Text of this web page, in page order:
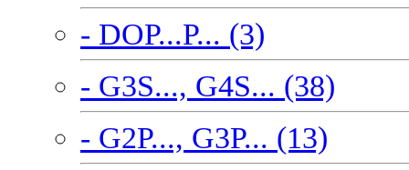
- DOP...P... (3)
- G3S..., G4S... (38)
- G2P..., G3P... (13)